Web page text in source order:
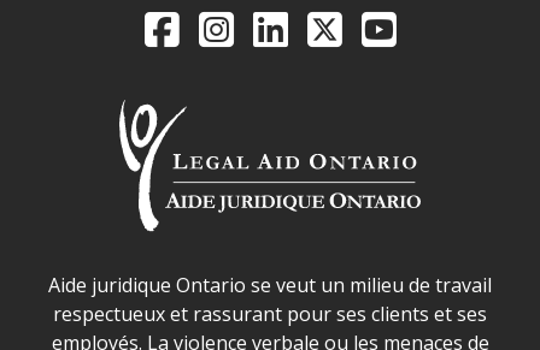
Legal Aid Ontario
FacebookInstagram
LinkedIn
X YouTube
Déclaration sur la sécurité dans les locaux d'AJO.
Aide juridique Ontario se veut un milieu de travail
respectueux et rassurant pour ses clients et ses
employés. La violence verbale ou les menaces de